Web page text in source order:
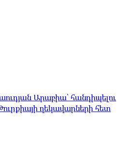
Արաբիա՝ հանդիպելու
ղեկավարների հետ